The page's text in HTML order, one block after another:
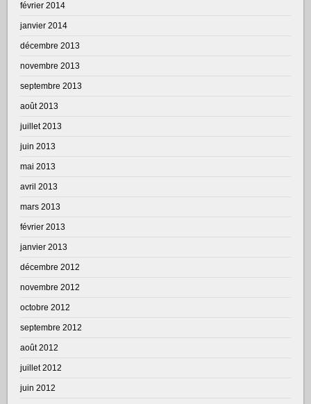
février 2014
janvier 2014
décembre 2013
novembre 2013
septembre 2013
août 2013
juillet 2013
juin 2013
mai 2013
avril 2013
mars 2013
février 2013
janvier 2013
décembre 2012
novembre 2012
octobre 2012
septembre 2012
août 2012
juillet 2012
juin 2012